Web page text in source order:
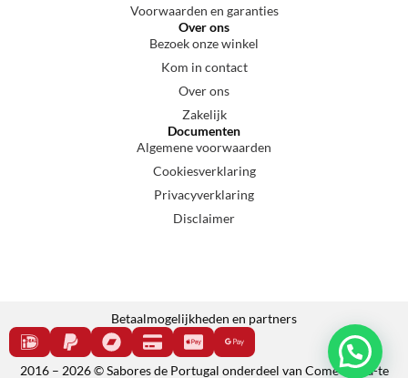
Voorwaarden en garanties
Over ons
Bezoek onze winkel
Kom in contact
Over ons
Zakelijk
Documenten
Algemene voorwaarden
Cookiesverklaring
Privacyverklaring
Disclaimer
Betaalmogelijkheden en partners
2016 – 2026 © Sabores de Portugal onderdeel van Come e cala-te